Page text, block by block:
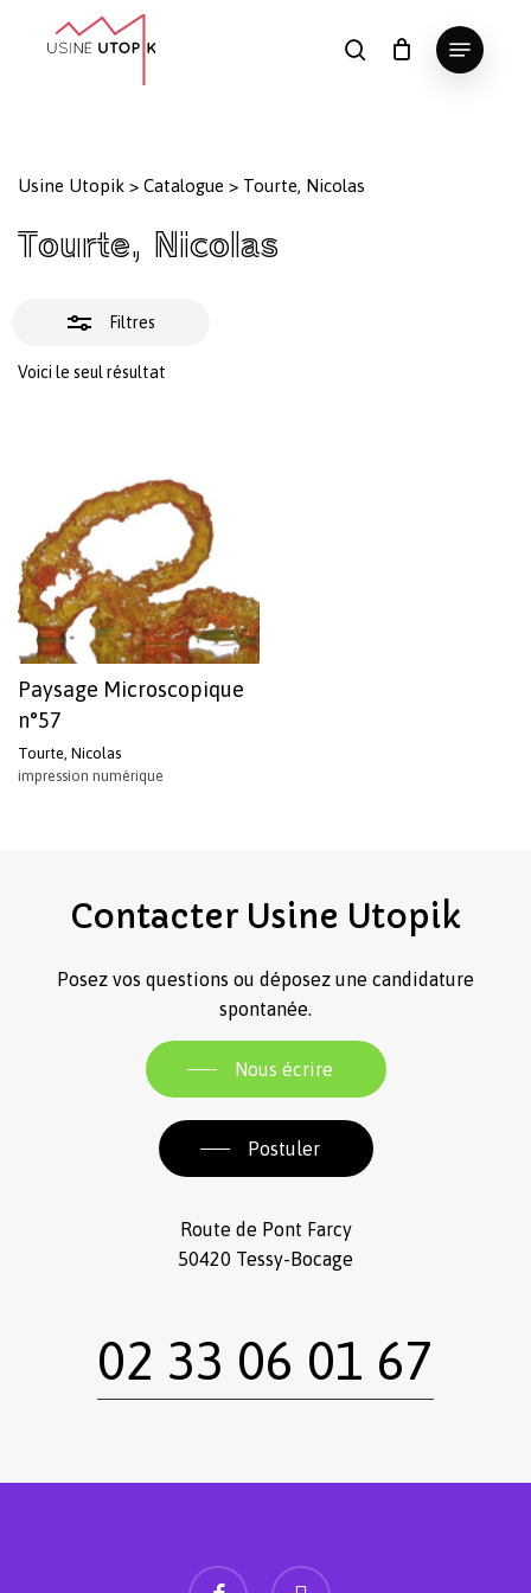
search
Menu
Panier Fermer
le
Usine Utopik > Catalogue > Tourte, Nicolas
Tourte, Nicolas
Filtres
Voici le seul résultat
Fermer
les
Paysage Microscopique
n°57
Tourte, Nicolas
impression numérique
Contacter Usine Utopik
Posez vos questions ou déposez une candidature
spontanée.
Nous écrire
Postuler
Route de Pont Farcy
50420 Tessy-Bocage
02 33 06 01 67
facebook instagram
Close